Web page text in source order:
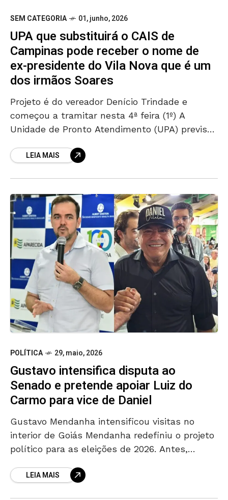
SEM CATEGORIA 01, junho, 2026
UPA que substituirá o CAIS de
Campinas pode receber o nome de
ex-presidente do Vila Nova que é um
dos irmãos Soares
Projeto é do vereador Denício Trindade e
começou a tramitar nesta 4ª feira (1º) A
Unidade de Pronto Atendimento (UPA) prevista
substituir os
LEIA MAIS
POLÍTICA 29, maio, 2026
Gustavo intensifica disputa ao
Senado e pretende apoiar Luiz do
Carmo para vice de Daniel
Gustavo Mendanha intensificou visitas no
interior de Goiás Mendanha redefiniu o projeto
político para as eleições de 2026. Antes,
governador de Daniel Vilela, que
LEIA MAIS